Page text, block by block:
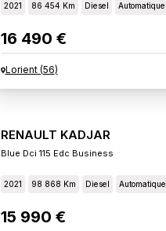
2021 86 454 Km Diesel Automatique
16 490 €
Lorient(56)
RENAULT KADJAR
Blue Dci 115 Edc Business
2021 98 868 Km Diesel Automatique
15 990 €